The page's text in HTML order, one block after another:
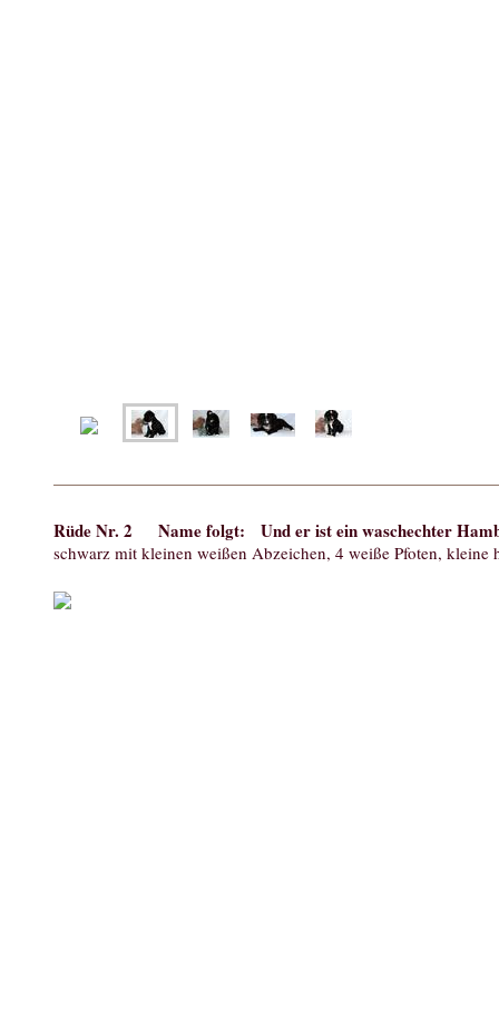
Rüde Nr. 2 Name folgt: Und er ist ein waschechter
schwarz mit kleinen weißen Abzeichen, 4 weiße Pfoten, kleine